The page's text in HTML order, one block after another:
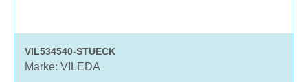
VIL534540-STUECK
Marke: VILEDA